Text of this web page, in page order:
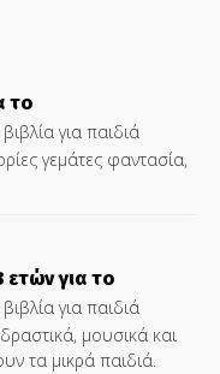
το
για παιδιά
γεμάτες φαντασία,
ετών για το
για παιδιά
μουσικά και
τα μικρά παιδιά.